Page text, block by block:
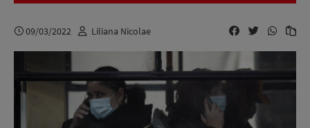
09/03/2022 Liliana Nicolae